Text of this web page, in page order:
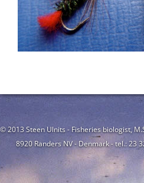
© 2013 Steen Ulnits - Fisheries biologist,
8920 Randers NV - Denmark - tel.: 23